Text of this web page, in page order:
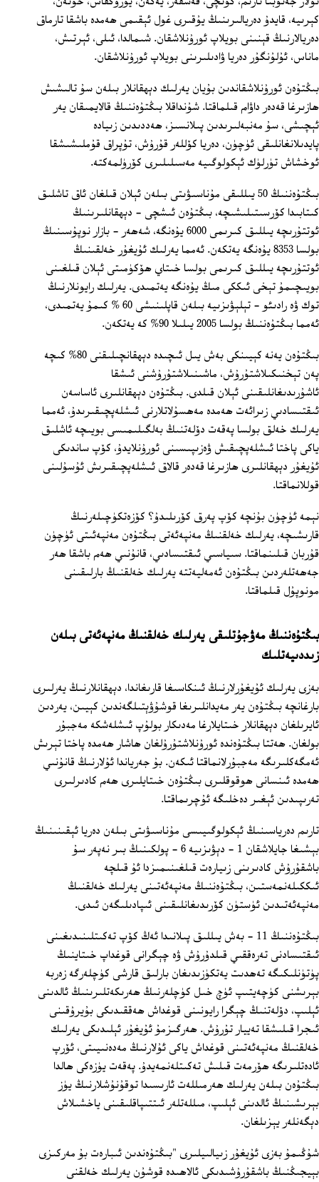
كېرىيە، قايدۇ دەريالىرىنىڭ يۇقىرى غول ئېقىمى ھەمدە باشقا تارماق
دەريالارنىڭ قېنىنى بويلاپ ئورۇنلاشقان. شىمالدا، ئىلى، ئېرتىش،
ماناس، ئۇلۇنگۇر دەريا ۋادىلىرىنى بويلاپ ئورۇنلاشقان.
بىڭتۇەن ئورۇنلاشقاندىن بۇيان يەرلىك دېھقانلار بىلەن سۇ تالىشىش
ھازىرغا قەدەر داۋام قىلماقتا. شۇنداقلا بىڭتۇەننىڭ قالايمىقان يەر
ئېچىشى، سۇ مەنبەلىرىدىن پىلانسىز، ھەددىدىن زىيادە
پايدىلانغانلىقى ئۈچۈن، دەريا كۆللەر قۇرۇش، تۇپراق قۇملىشىشقا
ئوخشاش تۈرلۈك ئېكولوگىيە مەسىلىلىرى كۆرۈلمەكتە.
بىڭتۇەننىڭ 50 يىللىقى مۇناسىۋىتى بىلەن ئېلان قىلغان ئاق تاشلىق
كىتابىدا كۆرسىتىلىشىچە، بىڭتۇەن ئىشچى ‏- دېھقانلىرىنىڭ
ئوتتۇرىچە يىللىق كىرىمى 6000 يۇەنگە، شەھەر ‏- بازار نوپۇسىنىڭ
بولسا 8353 يۇەنگە يەتكەن. ئەمما يەرلىك ئۇيغۇر خەلقىنىڭ
ئوتتۇرىچە يىللىق كىرىمى بولسا خىتاي ھۆكۈمىتى ئېلان قىلغىنى
بويىچىمۇ تېخى ئىككى مىڭ يۇەنگە يەتمىدى. يەرلىك رايونلارنىڭ
توك ۋە رادىئو ‏- تېلېۋىزىيە بىلەن قاپلىنىشى 60 % كىمۇ يەتمىدى،
ئەمما بىڭتۇەننىڭ بولسا 2005 يىلىلا 90% كە يەتكەن.
بىڭتۇەن يەنە كېيىنكى بەش يىل ئىچىدە دېھقانچىلىقنى 80% كىچە
پەن تېخنىكىلاشتۇرۇش، ماشىنىلاشتۇرۇشنى ئىشقا
ئاشۇرىدىغانلىقىنى ئېلان قىلدى. بىڭتۇەن دېھقانلىرى ئاساسەن
ئىقتىسادىي زىرائەت ھەمدە مەھسۇلاتلارنى ئىشلەپچىقىرىدۇ، ئەمما
يەرلىك خەلق بولسا پەقەت دۆلەتنىڭ بەلگىلىمىسى بويىچە ئاشلىق
ياكى پاختا ئىشلەپچىقىش ۋەزىپىسىنى ئورۇنلايدۇ، كۆپ ساندىكى
ئۇيغۇر دېھقانلىرى ھازىرغا قەدەر قالاق ئىشلەپچىقىرىش ئۇسۇلىنى
قوللانماقتا.
نېمە ئۈچۈن بۇنچە كۆپ پەرق كۆرىلىدۇ؟ كۆزەتكۈچىلەرنىڭ
قارىشىچە، يەرلىك خەلقنىڭ مەنپەئەتى بىڭتۇەن مەنپەئىتى ئۈچۈن
قۇربان قىلىنماقتا. سىياسىي ئىقتىسادىي، قانۇنىي ھەم باشقا ھەر
جەھەتلەردىن بىڭتۇەن ئەمەليەتتە يەرلىك خەلقنىڭ بارلىقىنى
مونوپۇل قىلماقتا.
بىڭتۇەننىڭ مەۋجۇتلىقى يەرلىك خەلقنىڭ مەنپەئەتى بىلەن
زىددىيەتلىك
بەزى يەرلىك ئۇيغۇرلارنىڭ ئىنكاسىغا قارىغاندا، دېھقانلارنىڭ يەرلىرى
بارغانچە بىڭتۇەن يەر مەيدانلىرىغا قوشۇۋېتىلگەندىن كېيىن، يەردىن
ئايرىلغان دېھقانلار خىتايلارغا مەدىكار بولۇپ ئىشلەشكە مەجبۇر
بولغان. ھەتتا بىڭتۇەندە ئورۇنلاشتۇرۇلغان ھاشار ھەمدە پاختا تېرىش
ئەمگەكلىرىگە مەجبۇرلانماقتا ئىكەن. بۇ جەرياندا ئۇلارنىڭ قانۇنىي
ھەمدە ئىنسانى ھوقوقلىرى بىڭتۇەن خىتايلىرى ھەم كادىرلىرى
تەرىپىدىن ئېغىر دەخلىگە ئۇچرىماقتا.
تارىم دەرياسىنىڭ ئېكولوگىيىسى مۇناسىۋىتى بىلەن دەريا ئېقىنىنىڭ
بېشىغا جايلاشقان 1 ‏- دېۋىزىيە 6 ‏- پولكىنىڭ بىر نەپەر سۇ
باشقۇرۇش كادىرىنى زىيارەت قىلغىنىمىزدا ئۇ قىلچە
ئىككىلەنمەستىن، بىڭتۇەننىڭ مەنپەئەتىنى يەرلىك خەلقنىڭ
مەنپەئەتىدىن ئۈستۈن كۆرىدىغانلىقىنى ئىپادىلىگەن ئىدى.
بىڭتۇەننىڭ 11 - بەش يىللىق پىلانىدا ئەڭ كۆپ تەكىتلىنىدىغىنى
ئىقتىسادنى تەرەققىي قىلدۇرۇش ۋە چېگرانى قوغداپ خىتاينىڭ
پۈتۈنلىكىگە تەھدىت يەتكۈزىدىغان بارلىق قارشى كۈچلەرگە زەربە
بېرىشنى كۈچەيتىپ ئۈچ خىل كۈچلەرنىڭ ھەرىكەتلىرىنىڭ ئالدىنى
ئېلىپ، دۆلەتنىڭ چېگرا رايونىنى قوغداش ھەققىدىكى بۇيرۇقىنى
ئىجرا قىلىشقا تەييار تۇرۇش. ھەرگىزمۇ ئۇيغۇر ئېلىدىكى يەرلىك
خەلقنىڭ مەنپەئەتىنى قوغداش ياكى ئۇلارنىڭ مەدەنىيىتى، ئۆرپ
ئادەتلىرىگە ھۆرمەت قىلىش تەكىتلەنمەيدۇ. پەقەت يۈزەكى ھالدا
بىڭتۇەن بىلەن يەرلىك ھەرمىللەت ئارىسىدا توقۇنۇشلارنىڭ يۈز
بېرىشىنىڭ ئالدىنى ئېلىپ، مىللەتلەر ئىتتىپاقلىقىنى ياخشىلاش
دېگەنلەر يېزىلغان.
شۇڭىمۇ بەزى ئۇيغۇر زىيالىيلىرى "بىڭتۇەندىن ئىبارەت بۇ مەركىزى
بېيجىڭنىڭ باشقۇرۇشىدىكى ئالاھىدە قوشۇن يەرلىك خەلقنى